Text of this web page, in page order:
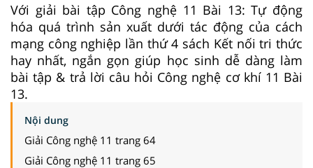
Với giải bài tập Công nghệ 11 Bài 13: Tự động
hóa quá trình sản xuất dưới tác động của cách
mạng công nghiệp lần thứ 4 sách Kết nối tri thức
hay nhất, ngắn gọn giúp học sinh dễ dàng làm
bài tập & trả lời câu hỏi Công nghệ cơ khí 11 Bài
13.
Nội dung
Giải Công nghệ 11 trang 64
Giải Công nghệ 11 trang 65